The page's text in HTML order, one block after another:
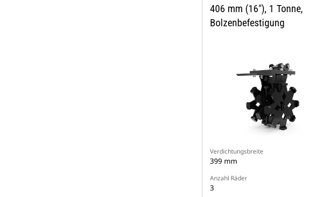
406 mm (16"), 1 Tonne,
Bolzenbefestigung
Verdichtungsbreite
399 mm
Anzahl Räder
3